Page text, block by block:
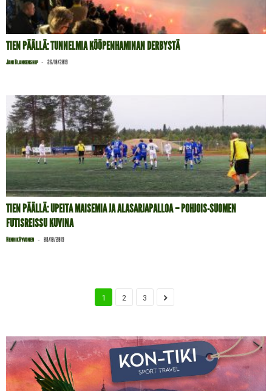
TIEN PÄÄLLÄ: TUNNELMIA KÖÖPENHAMINAN DERBYSTÄ
Jani Blankenship - 26/10/2019
TIEN PÄÄLLÄ: UPEITA MAISEMIA JA ALASARJAPALLOA – POHJOIS-SUOMEN
FUTISREISSU KUVINA
Henrik Hyvönen - 08/10/2019
1 2 3